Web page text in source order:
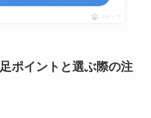
ポチップ
ポイントと選ぶ際の注